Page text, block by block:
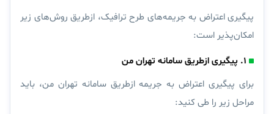
پیگیری اعتراض به جریمه‌های طرح ترافیک، ازطریق روش‌های زیر
امکان‌پذیر است:
۱. پیگیری ازطریق سامانه تهران من
برای پیگیری اعتراض به جریمه ازطریق سامانه تهران من، باید
مراحل زیر را طی کنید: